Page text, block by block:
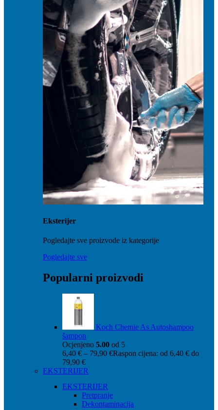
Eksterijer
Pogledajte sve proizvode iz kategorije
Pogledajte sve
Popularni proizvodi
Koch Chemie As Autoshampoo
šampon
Ocjenjeno 5.00 od 5
6,40 € – 79,90 €Raspon cijena: od 6,40 € do
79,90 €
EKSTERIJER
EKSTERIJER
Pretpranje
Dekontaminacija